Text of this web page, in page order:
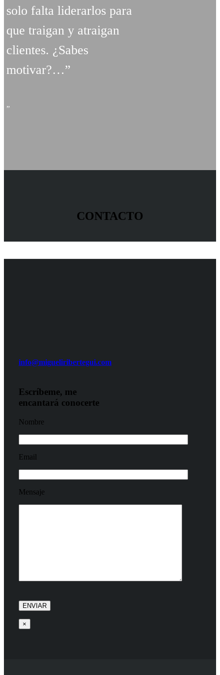
solo falta liderarlos para
que traigan y atraigan
clientes. ¿Sabes
motivar?…”
CONTACTO
info@migueliribertegui.com
Escríbeme, me
encantará conocerte
Nombre
Email
Mensaje
×